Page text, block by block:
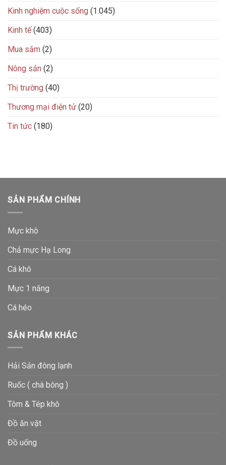
Kinh nghiệm cuộc sống (1.045)
Kinh tế(403)
Mua sắm (2)
Nông sản (2)
Thị trường (40)
Thương mại điện tử (20)
Tin tức (180)
SẢN PHẨM CHÍNH
Mực khô
Chả mực Hạ Long
Cá khô
Mực 1 nắng
Cá héo
SẢN PHẨM KHÁC
Hải Sản đông lạnh
Ruốc ( chà bông )
Tôm & Tép khô
Đồ ăn vặt
Đồ uống